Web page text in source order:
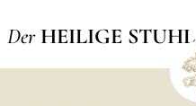
Der HEILIGE STUHL